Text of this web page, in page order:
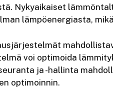
Nykyaikaiset
lämpöenergiasta,
voi optimoida
ja -hallinta
optimoinnin.